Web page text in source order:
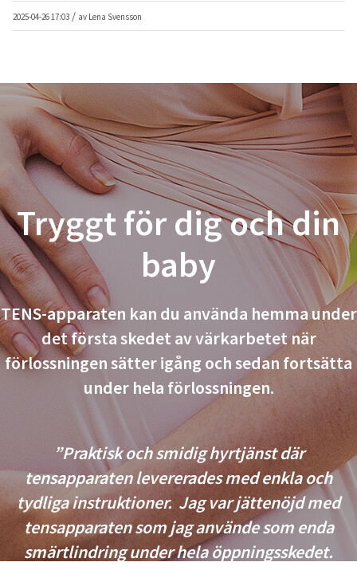
2025-04-26 17:03 / av Lena Svensson
Tryggt för dig och din
baby
TENS-apparaten kan du använda hemma under
det första skedet av värkarbetet när
förlossningen sätter igång och sedan fortsätta
under hela förlossningen.
”Praktisk och smidig hyrtjänst där
tensapparaten levererades med enkla och
tydliga instruktioner. Jag var jättenöjd med
tensapparaten som jag använde som enda
smärtlindring under hela öppningsskedet.